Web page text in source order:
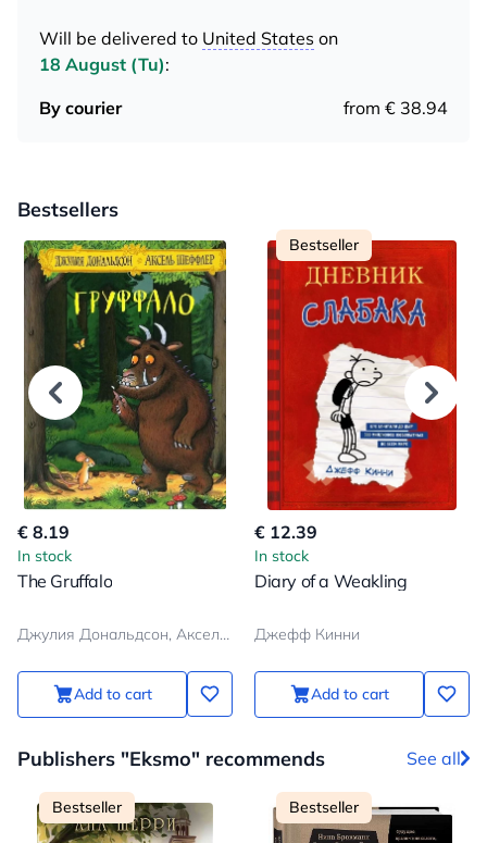
Will be delivered to United States on
18 August (Tu):
By courier
from € 38.94
Bestsellers
€ 8.19
In stock
The Gruffalo
Джулия Дональдсон, Аксель Шеффлер
Add to cart
Bestseller
€ 12.39
In stock
Diary of a Weakling
Джефф Кинни
Add to cart
Publishers "Eksmo" recommends See all
Bestseller Bestseller